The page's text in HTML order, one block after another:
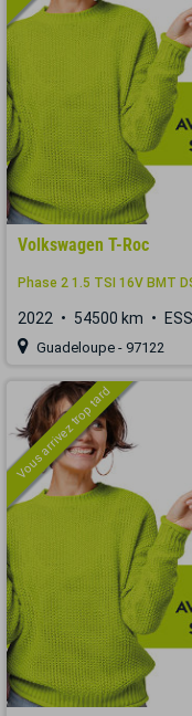
Volkswagen T-Roc
Phase 2 1.5 TSI 16V BMT
2022 54500 km
Guadeloupe - 97122
Vous arrivez trop tard